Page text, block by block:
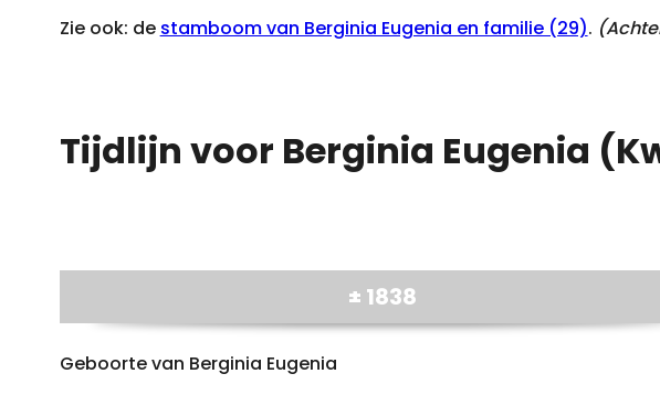
Zie ook: de stamboom van Berginia Eugenia en familie (29).
Tijdlijn voor Berginia Eugenia
± 1838
Geboorte van Berginia Eugenia